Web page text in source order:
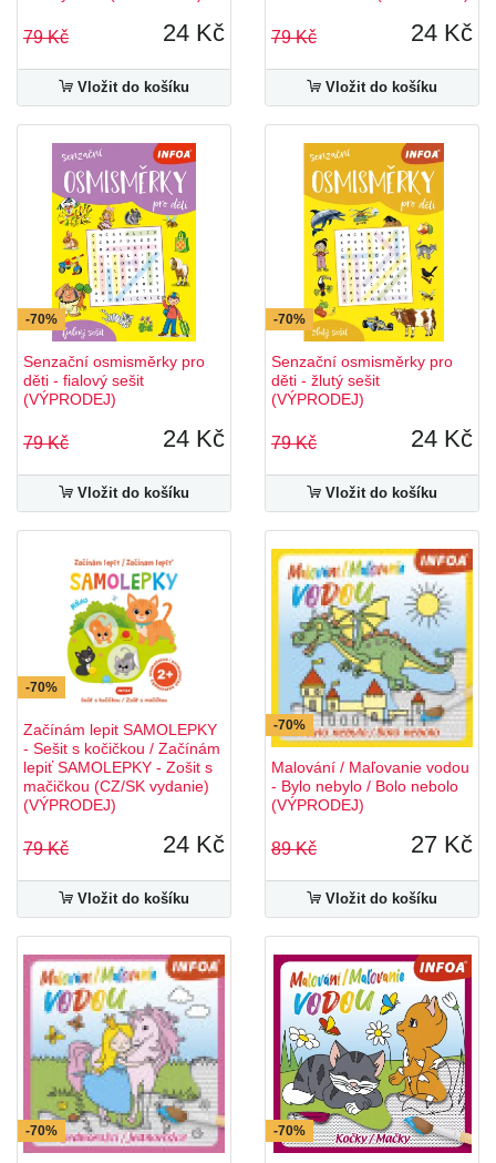
79 Kč 24 Kč
Vložit do košíku
79 Kč 24 Kč
Vložit do košíku
-70%
Senzační osmisměrky pro
děti - fialový sešit
(VÝPRODEJ)
79 Kč 24 Kč
Vložit do košíku
-70%
Senzační osmisměrky pro
děti - žlutý sešit
(VÝPRODEJ)
79 Kč 24 Kč
Vložit do košíku
-70%
Začínám lepit SAMOLEPKY
- Sešit s kočičkou / Začínám
lepiť SAMOLEPKY - Zošit s
mačičkou (CZ/SK vydanie)
(VÝPRODEJ)
79 Kč 24 Kč
Vložit do košíku
-70%
Malování / Maľovanie vodou
- Bylo nebylo / Bolo nebolo
(VÝPRODEJ)
89 Kč 27 Kč
Vložit do košíku
-70% -70%